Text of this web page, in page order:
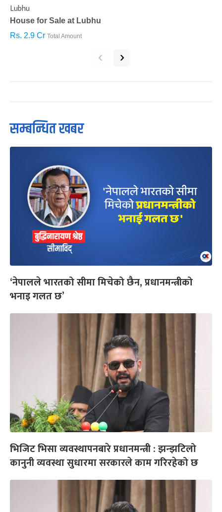
Lubhu
House for Sale at Lubhu
Rs. 2.9 Cr Total Amount
‹ ›
सम्बन्धित खबर
‘नेपालले भारतको सीमा मिचेको छैन, प्रधानमन्त्रीको
भनाइ गलत छ’
भिजिट भिसा व्यवस्थापनबारे प्रधानमन्त्री : झन्झटिलो
कानुनी व्यवस्था सुधारमा सरकारले काम गरिरहेको छ